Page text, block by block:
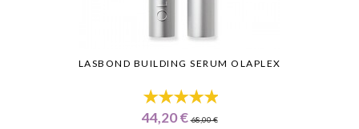
LASBOND BUILDING SERUM OLAPLEX
44,20 € 68,00 €